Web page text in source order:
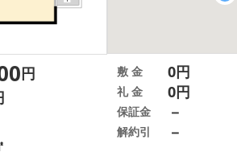
円 敷 金 0円
礼 金 0円
保証金 －
解約引 －